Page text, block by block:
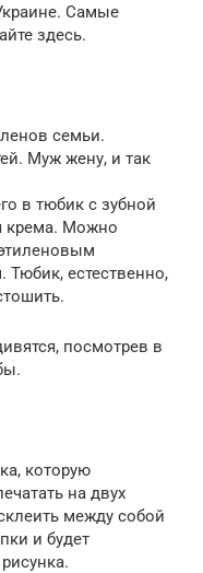
Самые
здесь.
семьи.
Муж жену, и так
в тюбик с зубной
крема. Можно
Тюбик, естественно,
посмотрев в
которую
на двух
между собой
и будет